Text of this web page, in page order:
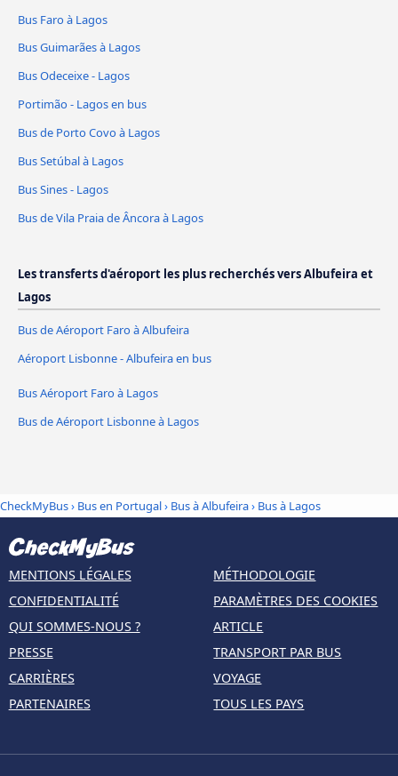
Bus Faro à Lagos
Bus Guimarães à Lagos
Bus Odeceixe - Lagos
Portimão - Lagos en bus
Bus de Porto Covo à Lagos
Bus Setúbal à Lagos
Bus Sines - Lagos
Bus de Vila Praia de Âncora à Lagos
Les transferts d'aéroport les plus recherchés vers Albufeira et
Lagos
Bus de Aéroport Faro à Albufeira
Aéroport Lisbonne - Albufeira en bus
Bus Aéroport Faro à Lagos
Bus de Aéroport Lisbonne à Lagos
CheckMyBus› Bus en Portugal› Bus à Albufeira› Bus à Lagos
MENTIONS LÉGALES
CONFIDENTIALITÉ
QUI SOMMES-NOUS ?
PRESSE
CARRIÈRES
PARTENAIRES
MÉTHODOLOGIE
PARAMÈTRES DES COOKIES
ARTICLE
TRANSPORT PAR BUS
VOYAGE
TOUS LES PAYS